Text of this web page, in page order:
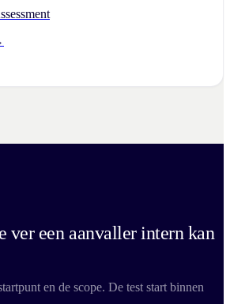
ver een aanvaller intern kan
en de scope. De test start binnen